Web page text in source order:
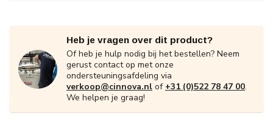
Heb je vragen over dit product?
Of heb je hulp nodig bij het bestellen? Neem
gerust contact op met onze
ondersteuningsafdeling via
verkoop@cinnova.nl of +31 (0)522 78 47 00.
We helpen je graag!